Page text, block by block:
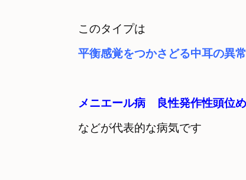
平衡感覚をつかさどる中耳の異常
などが代表的な病気です